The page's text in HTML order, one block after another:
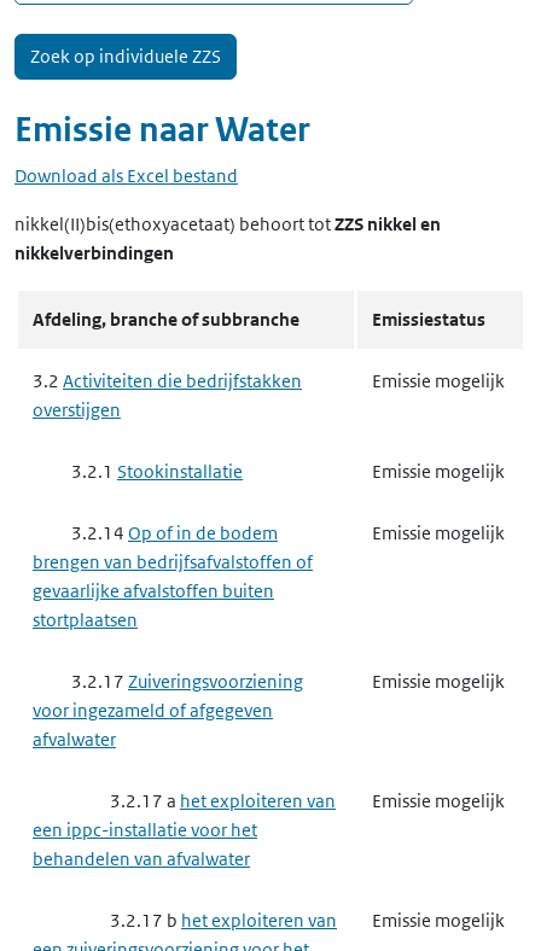
Emissie naarWater
Download als Excel bestand
nikkel(II)bis(ethoxyacetaat) behoort totZZS nikkel en
nikkelverbindingen
Afdeling, branche of subbranche Emissiestatus
3.2 Activiteiten die bedrijfstakken
overstijgen
Emissie mogelijk
3.2.1 Stookinstallatie Emissie mogelijk
3.2.14 Op of in de bodem
brengen van bedrijfsafvalstoffen of
gevaarlijke afvalstoffen buiten
stortplaatsen
Emissie mogelijk
3.2.17 Zuiveringsvoorziening
voor ingezameld of afgegeven
afvalwater
Emissie mogelijk
3.2.17 a het exploiteren van
een ippc-installatie voor het
behandelen van afvalwater
Emissie mogelijk
3.2.17 b het exploiteren van
Emissie mogelijk